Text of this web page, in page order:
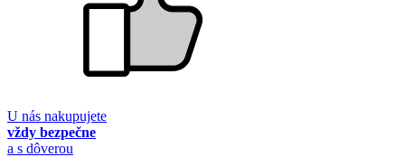
U nás nakupujete
vždy bezpečne
a s dôverou